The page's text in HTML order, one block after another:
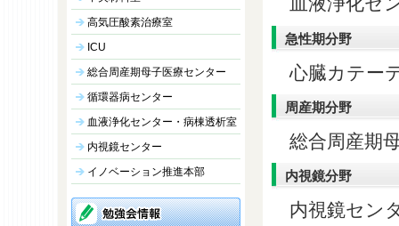
高気圧酸素治療室
ICU
総合周産期母子医療センター
循環器病センター
血液浄化センター・病棟透析室
内視鏡センター
イノベーション推進本部
急性期分野
心臓カテー
周産期分野
総合周産期
内視鏡分野
内視鏡セン